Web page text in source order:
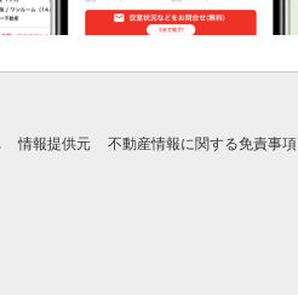
情報提供元 不動産情報に関する免責事項